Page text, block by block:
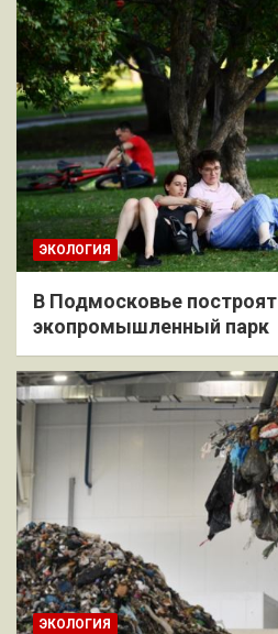
ЭКОЛОГИЯ
В Подмосковье построят
экопромышленный парк
ЭКОЛОГИЯ